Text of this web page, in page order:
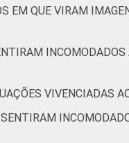
Não
Não
EM QUE VIRAM
VIVENCIADAS